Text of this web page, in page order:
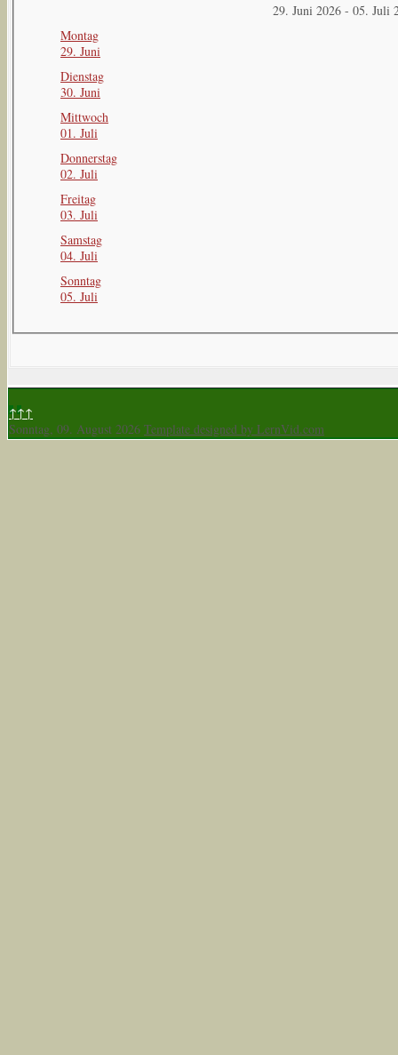
29. Juni 2026 - 05. Juli
Montag
29. Juni
Dienstag
30. Juni
Mittwoch
01. Juli
Donnerstag
02. Juli
Freitag
03. Juli
Samstag
04. Juli
Sonntag
05. Juli
↑↑↑
Sonntag, 09. August 2026 Template designed by LernVid.com